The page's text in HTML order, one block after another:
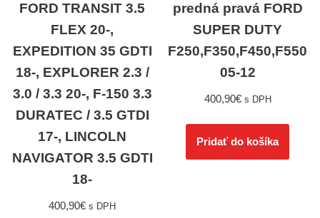
FORD TRANSIT 3.5
FLEX 20-,
EXPEDITION 35 GDTI
18-, EXPLORER 2.3 /
3.0 / 3.3 20-, F-150 3.3
DURATEC / 3.5 GTDI
17-, LINCOLN
NAVIGATOR 3.5 GDTI
18-
400,90€ s DPH
predná pravá FORD
SUPER DUTY
F250,F350,F450,F550
05-12
400,90€ s DPH
Pridať do košíka